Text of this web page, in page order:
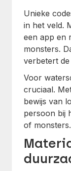
Unieke
in het veld.
een app en
monsters.
verbetert
Voor
cruciaal.
bewijs van
persoon bij
of monsters.